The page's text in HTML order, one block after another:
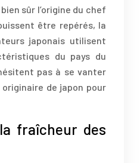
sûr l’origine du chef
être repérés, la
japonais utilisent
du pays du
pas à se vanter
de japon pour
fraîcheur des